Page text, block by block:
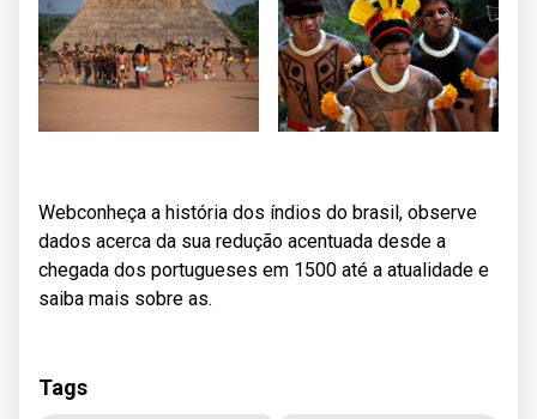
Webconheça a história dos índios do brasil, observe
dados acerca da sua redução acentuada desde a
chegada dos portugueses em 1500 até a atualidade e
saiba mais sobre as.
Tags